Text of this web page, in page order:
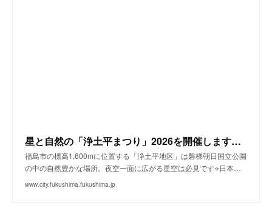
星と自然の「浄土平まつり」2026を開催します！|福島市公式ホームページ
福島市の標高1,600mに位置する「浄土平地区」は磐梯朝日国立公園
の中の自然豊かな場所。夜空一面に広がる星空は必見です⭐日本…
www.city.fukushima.fukushima.jp